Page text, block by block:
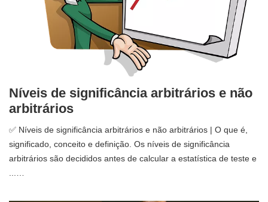
Níveis de significância arbitrários e não
arbitrários
✅ Níveis de significância arbitrários e não arbitrários | O que é,
significado, conceito e definição. Os níveis de significância
arbitrários são decididos antes de calcular a estatística de teste e
...…